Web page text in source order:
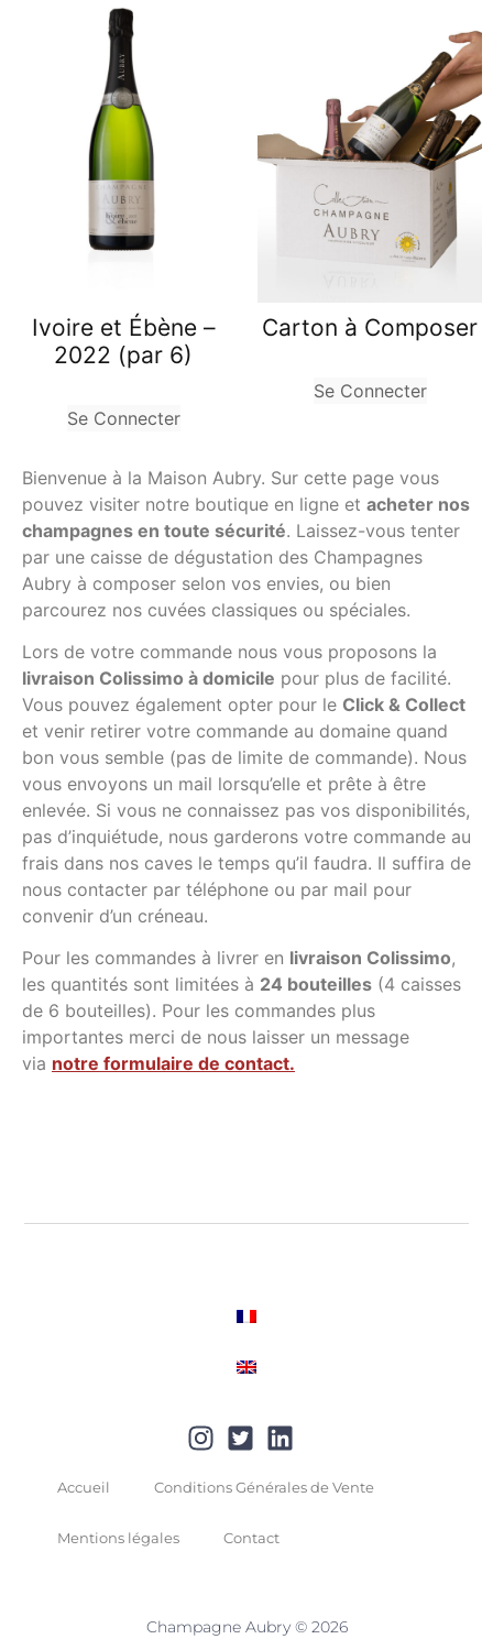
Ivoire et Ébène –
2022 (par 6)
Se Connecter
Carton à Composer
Se Connecter
Bienvenue à la Maison Aubry. Sur cette page vous
pouvez visiter notre boutique en ligne et acheter nos
champagnes en toute sécurité. Laissez-vous tenter
par une caisse de dégustation des Champagnes
Aubry à composer selon vos envies, ou bien
parcourez nos cuvées classiques ou spéciales.
Lors de votre commande nous vous proposons la
livraison Colissimo à domicile pour plus de facilité.
Vous pouvez également opter pour le Click & Collect
et venir retirer votre commande au domaine quand
bon vous semble (pas de limite de commande). Nous
vous envoyons un mail lorsqu’elle et prête à être
enlevée. Si vous ne connaissez pas vos disponibilités,
pas d’inquiétude, nous garderons votre commande au
frais dans nos caves le temps qu’il faudra. Il suffira de
nous contacter par téléphone ou par mail pour
convenir d’un créneau.
Pour les commandes à livrer en livraison Colissimo,
les quantités sont limitées à 24 bouteilles (4 caisses
de 6 bouteilles). Pour les commandes plus
importantes merci de nous laisser un message
via notre formulaire de contact.
Accueil Conditions Générales de Vente
Mentions légales Contact
Champagne Aubry © 2026